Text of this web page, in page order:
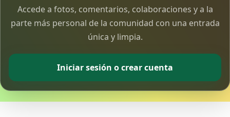
Accede a fotos, comentarios, colaboraciones y a la
parte más personal de la comunidad con una entrada
única y limpia.
Iniciar sesión o crear cuenta